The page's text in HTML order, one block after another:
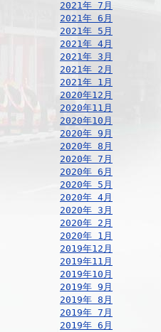
2021年 7月
2021年 6月
2021年 5月
2021年 4月
2021年 3月
2021年 2月
2021年 1月
2020年12月
2020年11月
2020年10月
2020年 9月
2020年 8月
2020年 7月
2020年 6月
2020年 5月
2020年 4月
2020年 3月
2020年 2月
2020年 1月
2019年12月
2019年11月
2019年10月
2019年 9月
2019年 8月
2019年 7月
2019年 6月